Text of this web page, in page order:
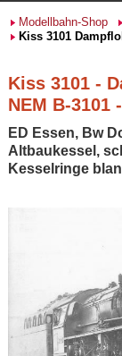
Modellbahn-Shop
Kiss 3101
Kiss 3101 -
NEM B-3101
ED Essen, Bw
Altbaukessel,
Kesselringe